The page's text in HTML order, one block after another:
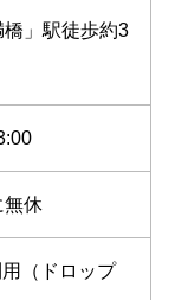
橋」駅徒歩約3
無休
（ドロップ